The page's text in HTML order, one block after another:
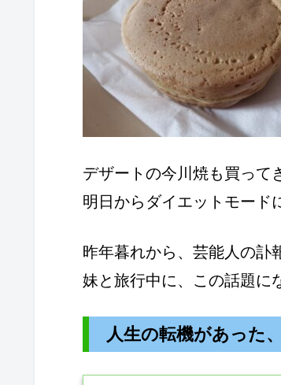
デザートの今川焼も買って
明日からダイエットモード
昨年暮れから、芸能人の訃
妹と旅行中に、この話題に
人生の転機があった